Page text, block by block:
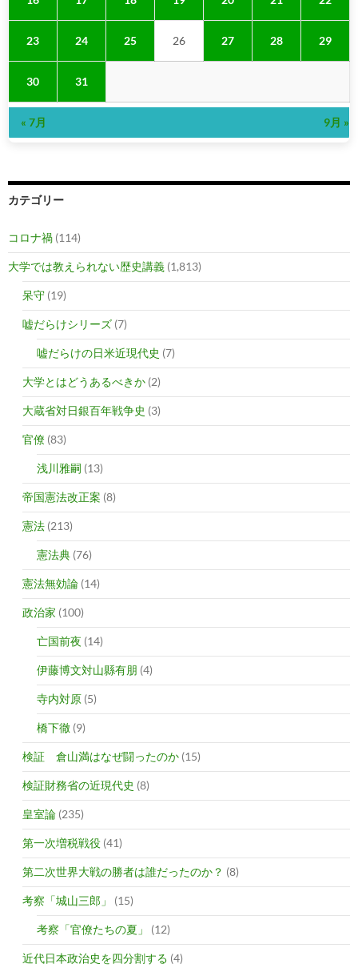
23 24 25 26 27 28 29
30 31
« 7月 9月 »
カテゴリー
コロナ禍 (114)
大学では教えられない歴史講義 (1,813)
呆守 (19)
嘘だらけシリーズ (7)
嘘だらけの日米近現代史 (7)
大学とはどうあるべきか (2)
大蔵省対日銀百年戦争史 (3)
官僚 (83)
浅川雅嗣 (13)
帝国憲法改正案 (8)
憲法 (213)
憲法典 (76)
憲法無効論 (14)
政治家 (100)
亡国前夜 (14)
伊藤博文対山縣有朋 (4)
寺内対原 (5)
橋下徹 (9)
検証 倉山満はなぜ闘ったのか (15)
検証財務省の近現代史 (8)
皇室論 (235)
第一次増税戦役 (41)
第二次世界大戦の勝者は誰だったのか？ (8)
考察「城山三郎」 (15)
考察「官僚たちの夏」 (12)
近代日本政治史を四分割する (4)